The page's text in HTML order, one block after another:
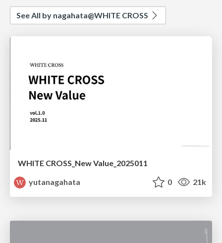
See All by nagahata@WHITE CROSS
WHITE CROSS_New Value_2025011
yutanagahata
0 21k